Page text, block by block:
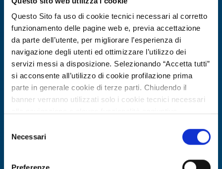
Questo Sito fa uso di cookie tecnici necessari al corretto
funzionamento delle pagine web e, previa accettazione
da parte dell’utente, per migliorare l’esperienza di
navigazione degli utenti ed ottimizzare l’utilizzo dei
servizi messi a disposizione. Selezionando “Accetta tutti”
si acconsente all’utilizzo di cookie profilazione prima
parte in generale cookie di terze parti. Chiudendo il
banner verranno utilizzati solo i cookie tecnici necessari
Per conoscere i dettagli, consulta la nostra cookie policy.
https://www.openinnovation.regione.lombardia.it/it/co
delNecessari
Preferenze
Technology offer
Azienda francese leader in sistemi UV